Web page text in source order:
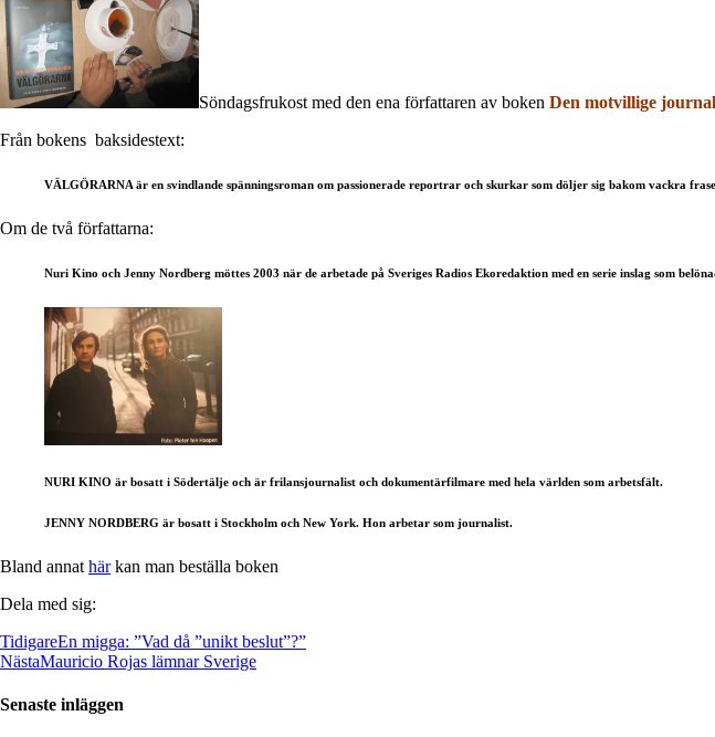
Söndagsfrukost med den ena författaren av boken Den motvillige
Från bokens baksidestext:
VÄLGÖRARNA är en svindlande spänningsroman om passionerade reportrar och skurkar som döljer sig bakom vackra
Om de två författarna:
Nuri Kino och Jenny Nordberg möttes 2003 när de arbetade på Sveriges Radios Ekoredaktion med en serie inslag som
NURI KINO är bosatt i Södertälje och är frilansjournalist och dokumentärfilmare med hela världen som arbetsfält.
JENNY NORDBERG är bosatt i Stockholm och New York. Hon arbetar som journalist.
Bland annat härkan man beställa boken
Dela med sig:
TidigareEn migga: ”Vad då ”unikt beslut”?”
NästaMauricio Rojas lämnar Sverige
Senaste inläggen